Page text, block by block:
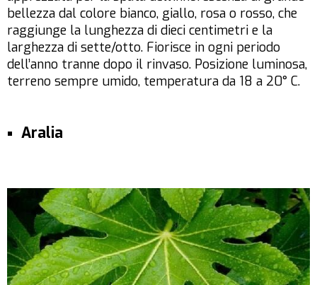
bellezza dal colore bianco, giallo, rosa o rosso, che
raggiunge la lunghezza di dieci centimetri e la
larghezza di sette/otto. Fiorisce in ogni periodo
dell’anno tranne dopo il rinvaso. Posizione luminosa,
terreno sempre umido, temperatura da 18 a 20° C.
Aralia